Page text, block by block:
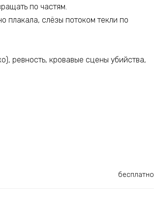
по частям.
плакала, слёзы потоком текли по
ревность, кровавые сцены убийства,
бесплатно